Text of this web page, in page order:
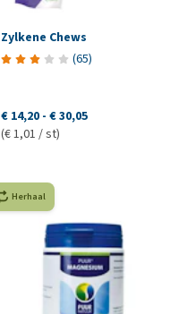
Zylkene Chews
(65)
€ 14,20 - € 30,05
(€ 1,01 / st)
Herhaal